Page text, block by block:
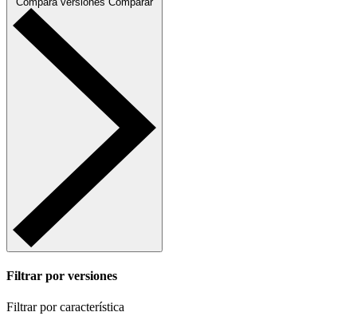
Filtrar por versiones
Filtrar por característica